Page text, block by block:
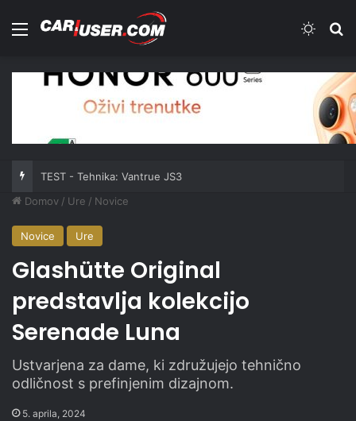
Meni
TEST - Tehnika: Vantrue JS3
Domov / Ure / Novice
Novice Ure
Glashütte Original
predstavlja kolekcijo
Serenade Luna
Ustvarjena za dame, ki združujejo tehnično
odličnost s prefinjenim dizajnom.
5. aprila, 2024